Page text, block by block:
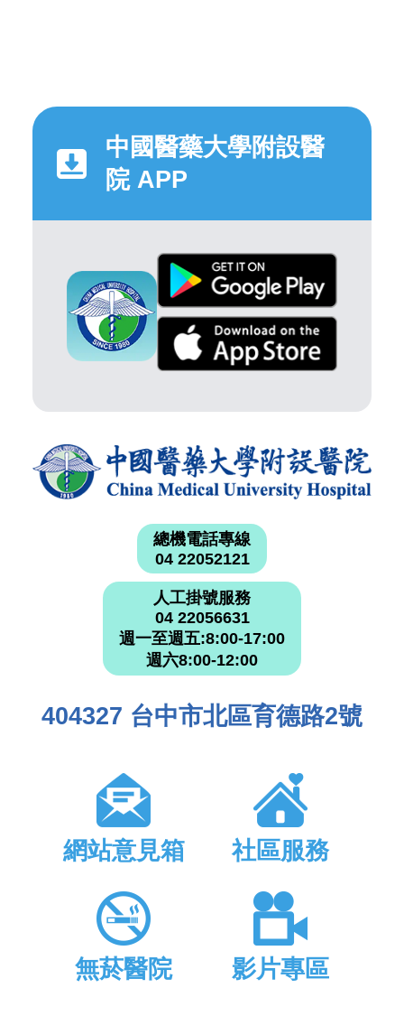
中國醫藥大學附設醫
院 APP
總機電話專線
04 22052121
人工掛號服務
04 22056631
週一至週五:8:00-17:00
週六8:00-12:00
404327 台中市北區育德路2號
網站意見箱 社區服務
無菸醫院 影片專區